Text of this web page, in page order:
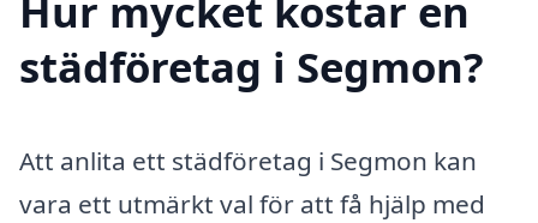
Hur mycket kostar en
städföretag i Segmon?
Att anlita ett städföretag i Segmon kan
vara ett utmärkt val för att få hjälp med